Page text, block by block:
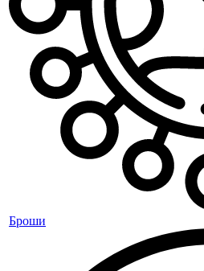
Броши